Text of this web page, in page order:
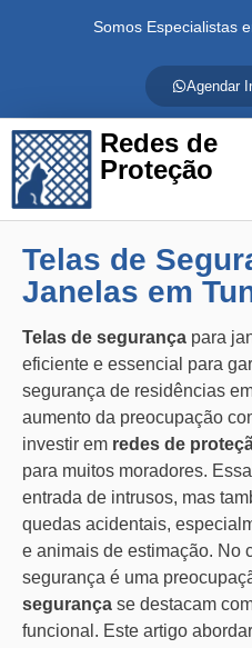
Somos Especialistas
Agendar
Redes de
Proteção
Telas de
Janelas em
Telas de segurança para
eficiente e essencial para
segurança de residências
aumento da preocupação
investir em redes de
para muitos moradores.
entrada de intrusos, mas
quedas acidentais,
e animais de estimação. No
segurança é uma
segurança se destacam
funcional. Este artigo